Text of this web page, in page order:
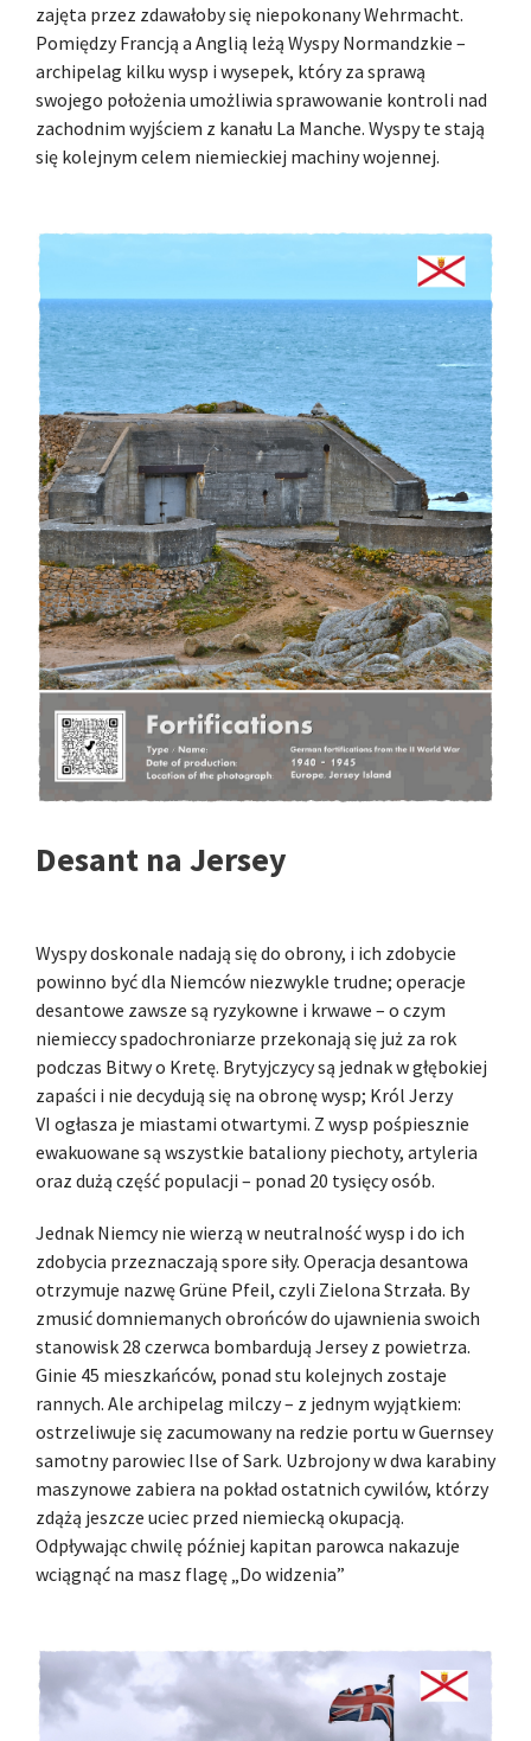
zajęta przez zdawałoby się niepokonany Wehrmacht.
Pomiędzy Francją a Anglią leżą Wyspy Normandzkie –
archipelag kilku wysp i wysepek, który za sprawą
swojego położenia umożliwia sprawowanie kontroli nad
zachodnim wyjściem z kanału La Manche. Wyspy te stają
się kolejnym celem niemieckiej machiny wojennej.
Desant na Jersey
Wyspy doskonale nadają się do obrony, i ich zdobycie
powinno być dla Niemców niezwykle trudne; operacje
desantowe zawsze są ryzykowne i krwawe – o czym
niemieccy spadochroniarze przekonają się już za rok
podczas Bitwy o Kretę. Brytyjczycy są jednak w głębokiej
zapaści i nie decydują się na obronę wysp; Król Jerzy
VI ogłasza je miastami otwartymi. Z wysp pośpiesznie
ewakuowane są wszystkie bataliony piechoty, artyleria
oraz dużą część populacji – ponad 20 tysięcy osób.
Jednak Niemcy nie wierzą w neutralność wysp i do ich
zdobycia przeznaczają spore siły. Operacja desantowa
otrzymuje nazwę Grüne Pfeil, czyli Zielona Strzała. By
zmusić domniemanych obrońców do ujawnienia swoich
stanowisk 28 czerwca bombardują Jersey z powietrza.
Ginie 45 mieszkańców, ponad stu kolejnych zostaje
rannych. Ale archipelag milczy – z jednym wyjątkiem:
ostrzeliwuje się zacumowany na redzie portu w Guernsey
samotny parowiec Ilse of Sark. Uzbrojony w dwa karabiny
maszynowe zabiera na pokład ostatnich cywilów, którzy
zdążą jeszcze uciec przed niemiecką okupacją.
Odpływając chwilę później kapitan parowca nakazuje
wciągnąć na masz flagę „Do widzenia”